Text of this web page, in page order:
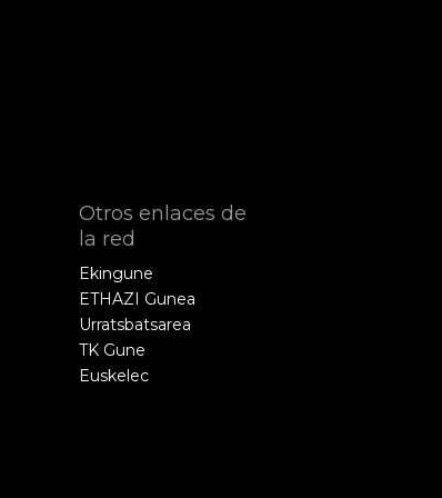
Otros enlaces de
la red
Ekingune
ETHAZI Gunea
Urratsbatsarea
TK Gune
Euskelec